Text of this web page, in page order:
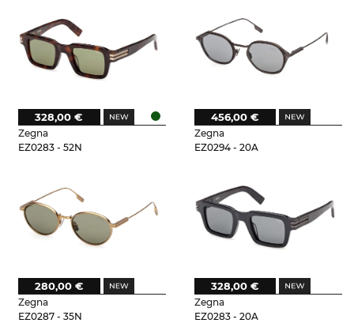
Zegna
EZ0283 - 52N
328,00 €
Zegna
EZ0294 - 20A
456,00 €
Zegna
EZ0287 - 35N
280,00 €
Zegna
EZ0283 - 20A
328,00 €